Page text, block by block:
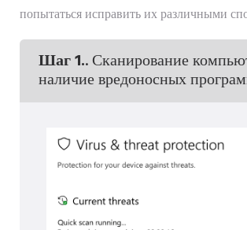
попытаться исправить их различными
Шаг 1.. Сканирование
наличие вредоносных